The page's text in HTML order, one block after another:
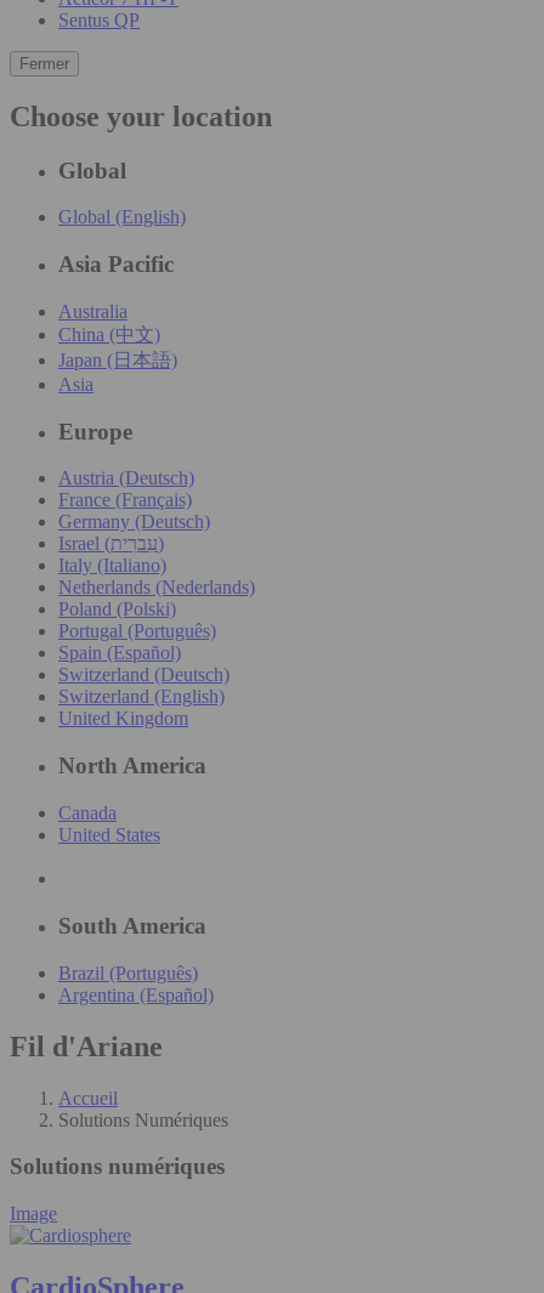
Sentus QP
Fermer
Choose your location
Global
Global (English)
Asia Pacific
Australia
China (中文)
Japan (日本語)
Asia
Europe
Austria (Deutsch)
France (Français)
Germany (Deutsch)
Israel (עִברִית)
Italy (Italiano)
Netherlands (Nederlands)
Poland (Polski)
Portugal (Português)
Spain (Español)
Switzerland (Deutsch)
Switzerland (English)
United Kingdom
North America
Canada
United States
South America
Brazil (Português)
Argentina (Español)
Fil d'Ariane
Accueil
Solutions Numériques
Solutions numériques
Image